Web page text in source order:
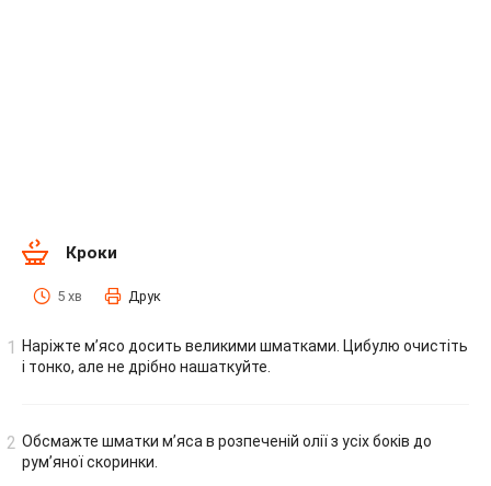
Кроки
5 хв Друк
Наріжте м’ясо досить великими шматками. Цибулю очистіть
і тонко, але не дрібно нашаткуйте.
Обсмажте шматки м’яса в розпеченій олії з усіх боків до
рум’яної скоринки.